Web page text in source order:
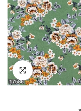
انقر للتكبير